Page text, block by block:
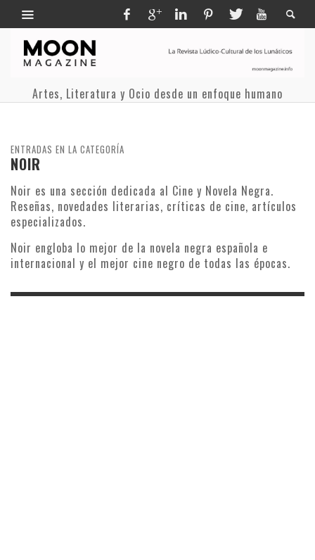
Artes, Literatura y Ocio desde un enfoque humano
ENTRADAS EN LA CATEGORÍA
NOIR
Noir es una sección dedicada al Cine y Novela Negra.
Reseñas, novedades literarias, críticas de cine, artículos
especializados.
Noir engloba lo mejor de la novela negra española e
internacional y el mejor cine negro de todas las épocas.